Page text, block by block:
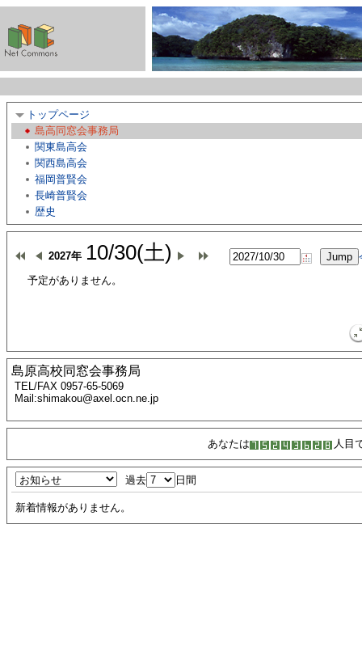
トップページ
島高同窓会事務局
関東島高会
関西島高会
福岡普賢会
長崎普賢会
歴史
2027年 10/30(土)
予定がありません。
島原高校同窓会事務局
TEL/FAX 0957-65-5069
Mail:shimakou@axel.ocn.ne.jp
あなたは 人目
過去 日間
新着情報がありません。